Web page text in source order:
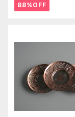
88%OFF